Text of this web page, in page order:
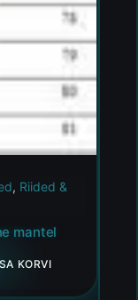
, Riided &
mantel
KORVI